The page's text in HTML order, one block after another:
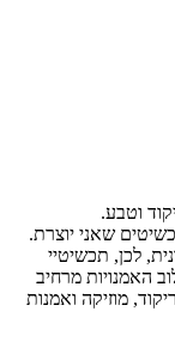
וטבע.
שאני יוצרת.
לכן, תכשיטיי
האמנויות מרחיב
מוזיקה ואמנות